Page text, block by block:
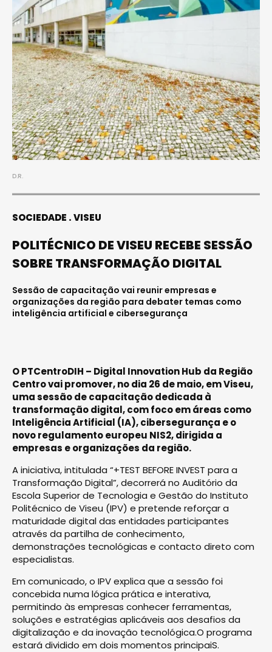
D.R.
SOCIEDADE VISEU
POLITÉCNICO DE VISEU RECEBE SESSÃO
SOBRE TRANSFORMAÇÃO DIGITAL
Sessão de capacitação vai reunir empresas e
organizações da região para debater temas como
inteligência artificial e cibersegurança
O PTCentroDIH – Digital Innovation Hub da Região
Centro vai promover, no dia 26 de maio, em Viseu,
uma sessão de capacitação dedicada à
transformação digital, com foco em áreas como
Inteligência Artificial (IA), cibersegurança e o
novo regulamento europeu NIS2, dirigida a
empresas e organizações da região.
A iniciativa, intitulada “+TEST BEFORE INVEST para a
Transformação Digital”, decorrerá no Auditório da
Escola Superior de Tecnologia e Gestão do Instituto
Politécnico de Viseu (IPV) e pretende reforçar a
maturidade digital das entidades participantes
através da partilha de conhecimento,
demonstrações tecnológicas e contacto direto com
especialistas.
Em comunicado, o IPV explica que a sessão foi
concebida numa lógica prática e interativa,
permitindo às empresas conhecer ferramentas,
soluções e estratégias aplicáveis aos desafios da
digitalização e da inovação tecnológica.O programa
estará dividido em dois momentos principaiS.